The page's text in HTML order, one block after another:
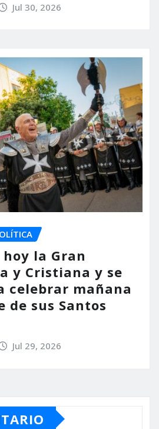
Jul 30, 2026
la Gran
y Cristiana y se
celebrar mañana
de sus Santos
Jul 29, 2026